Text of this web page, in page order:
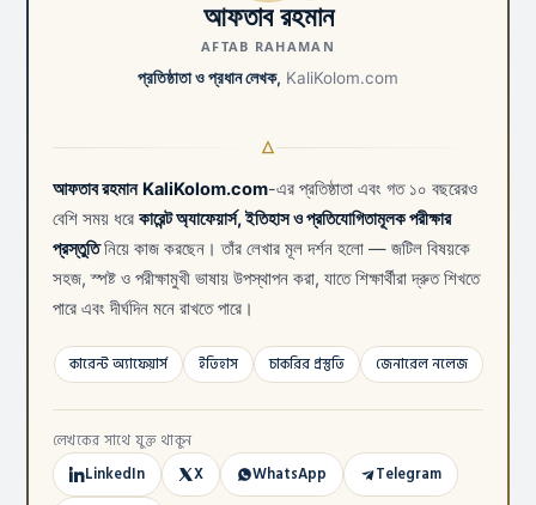
আফতাব রহমান
AFTAB RAHAMAN
প্রতিষ্ঠাতা ও প্রধান লেখক, KaliKolom.com
আফতাব রহমান KaliKolom.com-এর প্রতিষ্ঠাতা এবং গত ১০ বছরেরও
বেশি সময় ধরে কারেন্ট অ্যাফেয়ার্স, ইতিহাস ও প্রতিযোগিতামূলক পরীক্ষার
প্রস্তুতিনিয়ে কাজ করছেন। তাঁর লেখার মূল দর্শন হলো — জটিল বিষয়কে
সহজ, স্পষ্ট ও পরীক্ষামুখী ভাষায় উপস্থাপন করা, যাতে শিক্ষার্থীরা দ্রুত শিখতে
পারে এবং দীর্ঘদিন মনে রাখতে পারে।
কারেন্ট অ্যাফেয়ার্স ইতিহাস চাকরির প্রস্তুতি জেনারেল নলেজ
লেখকের সাথে যুক্ত থাকুন
LinkedIn X WhatsApp
Telegram